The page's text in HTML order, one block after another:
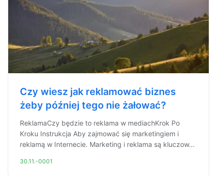
Czy wiesz jak reklamować biznes
żeby później tego nie żałować?
ReklamaCzy będzie to reklama w mediachKrok Po
Kroku Instrukcja Aby zajmować się marketingiem i
reklamą w Internecie. Marketing i reklama są kluczow...
30.11.-0001